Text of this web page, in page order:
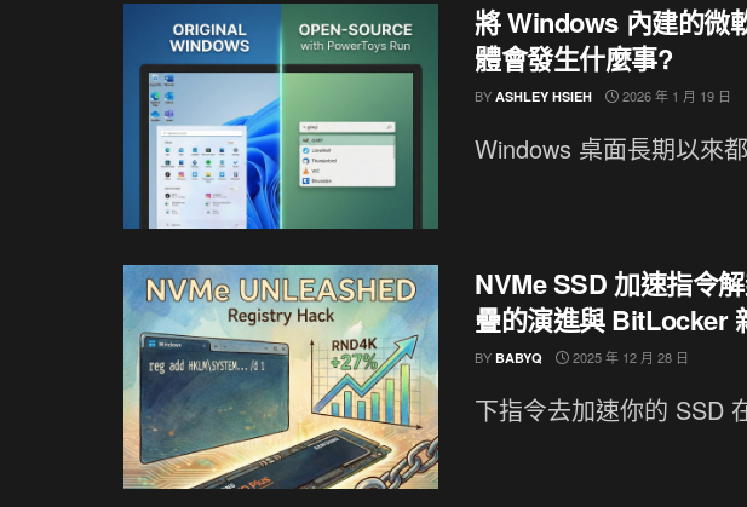
將 Windows 內建的微
體會發生什麼事?
BY ASHLEY HSIEH 2026 年 1 月 19 日
Windows 桌面長期以來
NVMe SSD 加速指令
疊的演進與 BitLocker
BY BABYQ 2025 年 12 月 28 日
下指令去加速你的 SSD